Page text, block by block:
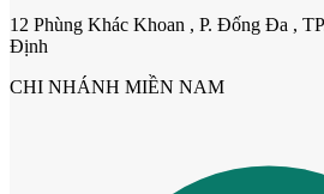
12 Phùng Khác Khoan , P. Đống Đa ,
Định
CHI NHÁNH MIỀN NAM